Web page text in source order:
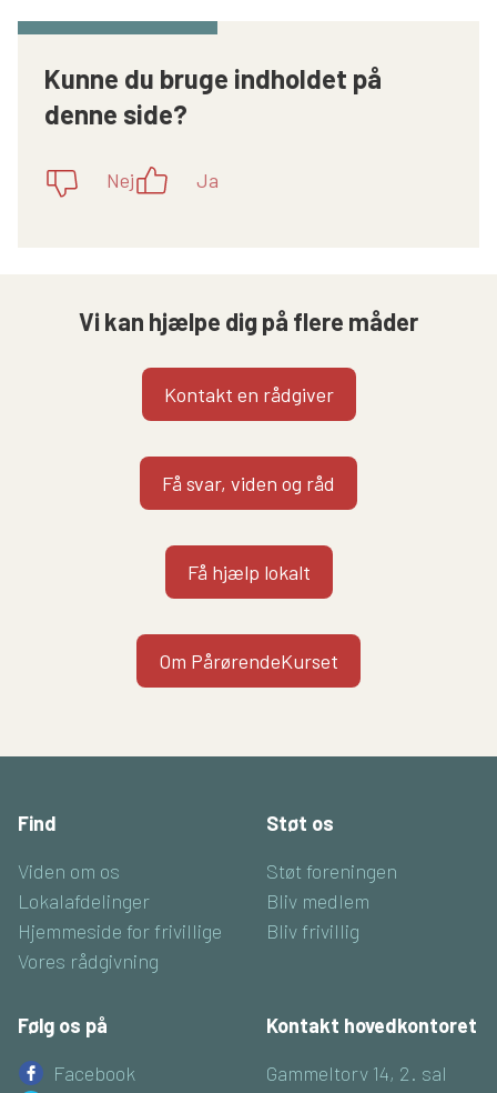
Kunne du bruge indholdet på
denne side?
Nej Ja
Vi kan hjælpe dig på flere måder
Kontakt en rådgiver
Få svar, viden og råd
Få hjælp lokalt
Om PårørendeKurset
Find
Viden om os
Lokalafdelinger
Hjemmeside for frivillige
Vores rådgivning
Støt os
Støt foreningen
Bliv medlem
Bliv frivillig
Følg os på
Facebook
Kontakt hovedkontoret
Gammeltorv 14, 2. sal